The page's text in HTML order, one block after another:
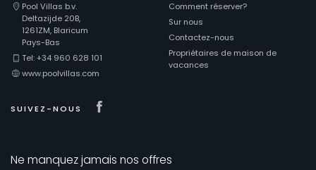
Pool Villas b.v.
Deltazijde 20B,
1261ZM, Blaricum
Pays-Bas
Tel: +34 960 628 101
www.poolvillas.com
SUIVEZ-NOUS
Comment réserver?
Sur nous
Contactez-nous
Propriétaires de maison de
vacances
Ne manquez jamais nos offres